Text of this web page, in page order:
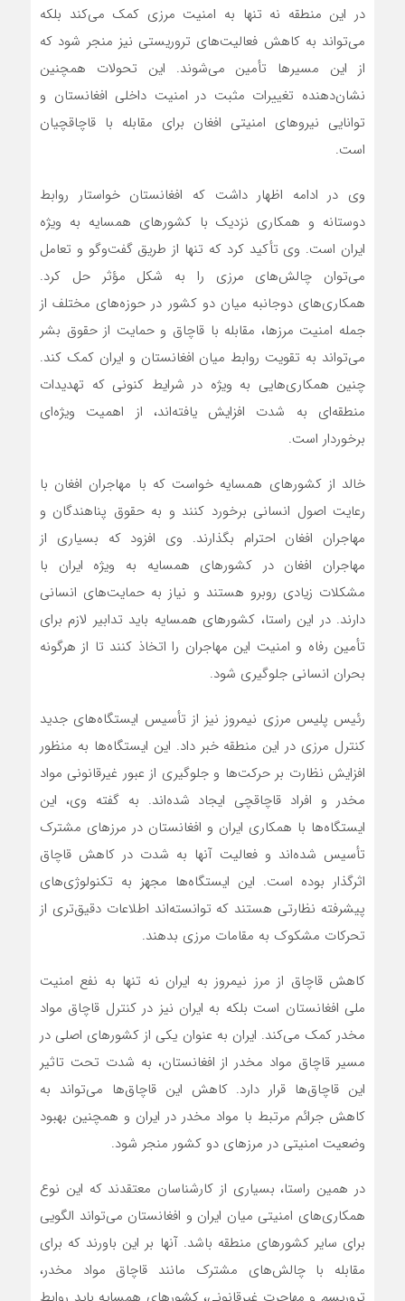
در این منطقه نه تنها به امنیت مرزی کمک می‌کند بلکه
می‌تواند به کاهش فعالیت‌های تروریستی نیز منجر شود که
از این مسیرها تأمین می‌شوند. این تحولات همچنین
نشان‌دهنده تغییرات مثبت در امنیت داخلی افغانستان و
توانایی نیروهای امنیتی افغان برای مقابله با قاچاقچیان
است.
وی در ادامه اظهار داشت که افغانستان خواستار روابط
دوستانه و همکاری نزدیک با کشورهای همسایه به ویژه
ایران است. وی تأکید کرد که تنها از طریق گفت‌وگو و تعامل
می‌توان چالش‌های مرزی را به شکل مؤثر حل کرد.
همکاری‌های دوجانبه میان دو کشور در حوزه‌های مختلف از
جمله امنیت مرزها، مقابله با قاچاق و حمایت از حقوق بشر
می‌تواند به تقویت روابط میان افغانستان و ایران کمک کند.
چنین همکاری‌هایی به ویژه در شرایط کنونی که تهدیدات
منطقه‌ای به شدت افزایش یافته‌اند، از اهمیت ویژه‌ای
برخوردار است.
خالد از کشورهای همسایه خواست که با مهاجران افغان با
رعایت اصول انسانی برخورد کنند و به حقوق پناهندگان و
مهاجران افغان احترام بگذارند. وی افزود که بسیاری از
مهاجران افغان در کشورهای همسایه به ویژه ایران با
مشکلات زیادی روبرو هستند و نیاز به حمایت‌های انسانی
دارند. در این راستا، کشورهای همسایه باید تدابیر لازم برای
تأمین رفاه و امنیت این مهاجران را اتخاذ کنند تا از هرگونه
بحران انسانی جلوگیری شود.
رئیس پلیس مرزی نیمروز نیز از تأسیس ایستگاه‌های جدید
کنترل مرزی در این منطقه خبر داد. این ایستگاه‌ها به منظور
افزایش نظارت بر حرکت‌ها و جلوگیری از عبور غیرقانونی مواد
مخدر و افراد قاچاقچی ایجاد شده‌اند. به گفته وی، این
ایستگاه‌ها با همکاری ایران و افغانستان در مرزهای مشترک
تأسیس شده‌اند و فعالیت آنها به شدت در کاهش قاچاق
اثرگذار بوده است. این ایستگاه‌ها مجهز به تکنولوژی‌های
پیشرفته نظارتی هستند که توانسته‌اند اطلاعات دقیق‌تری از
تحرکات مشکوک به مقامات مرزی بدهند.
کاهش قاچاق از مرز نیمروز به ایران نه تنها به نفع امنیت
ملی افغانستان است بلکه به ایران نیز در کنترل قاچاق مواد
مخدر کمک می‌کند. ایران به عنوان یکی از کشورهای اصلی در
مسیر قاچاق مواد مخدر از افغانستان، به شدت تحت تاثیر
این قاچاق‌ها قرار دارد. کاهش این قاچاق‌ها می‌تواند به
کاهش جرائم مرتبط با مواد مخدر در ایران و همچنین بهبود
وضعیت امنیتی در مرزهای دو کشور منجر شود.
در همین راستا، بسیاری از کارشناسان معتقدند که این نوع
همکاری‌های امنیتی میان ایران و افغانستان می‌تواند الگویی
برای سایر کشورهای منطقه باشد. آنها بر این باورند که برای
مقابله با چالش‌های مشترک مانند قاچاق مواد مخدر،